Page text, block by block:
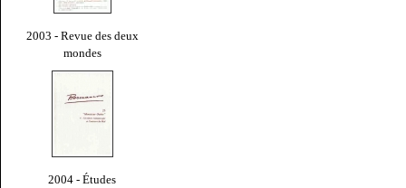
2003 - Revue des deux
mondes
2004 - Études